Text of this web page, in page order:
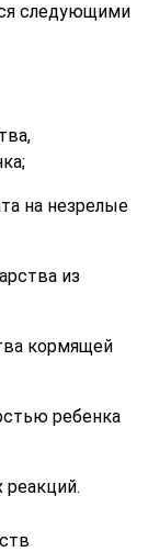
следующими
на незрелые
из
кормящей
ребенка
реакций.